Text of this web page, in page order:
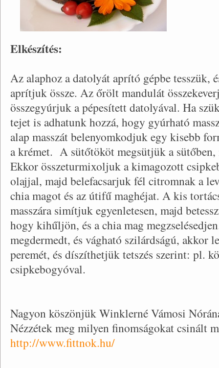
Elkészítés:
Az alaphoz a datolyát aprító gépbe tesszük,
aprítjuk össze. Az őrölt mandulát
összegyúrjuk a pépesített datolyával. Ha
tejet is adhatunk hozzá, hogy gyúrható
alap masszát belenyomkodjuk egy kisebb
a krémet. A sütőtököt megsütjük a
Ekkor összeturmixoljuk a kimagozott
olajjal, majd belefacsarjuk fél citromnak a
chia magot és az útifű maghéjat. A kis
masszára simítjuk egyenletesen, majd
hogy kihűljön, és a chia mag
megdermedt, és vágható szilárdságú, akkor
peremét, és díszíthetjük tetszés szerint: pl.
csipkebogyóval.
Nagyon köszönjük Winklerné Vámosi
Nézzétek meg milyen finomságokat csinált
http://www.fittnok.hu/